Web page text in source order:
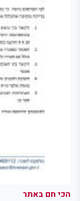
הכי חם באתר